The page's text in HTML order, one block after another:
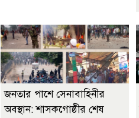
জনতার পাশে সেনাবাহিনীর
অবস্থান: শাসকগোষ্ঠীর শেষ